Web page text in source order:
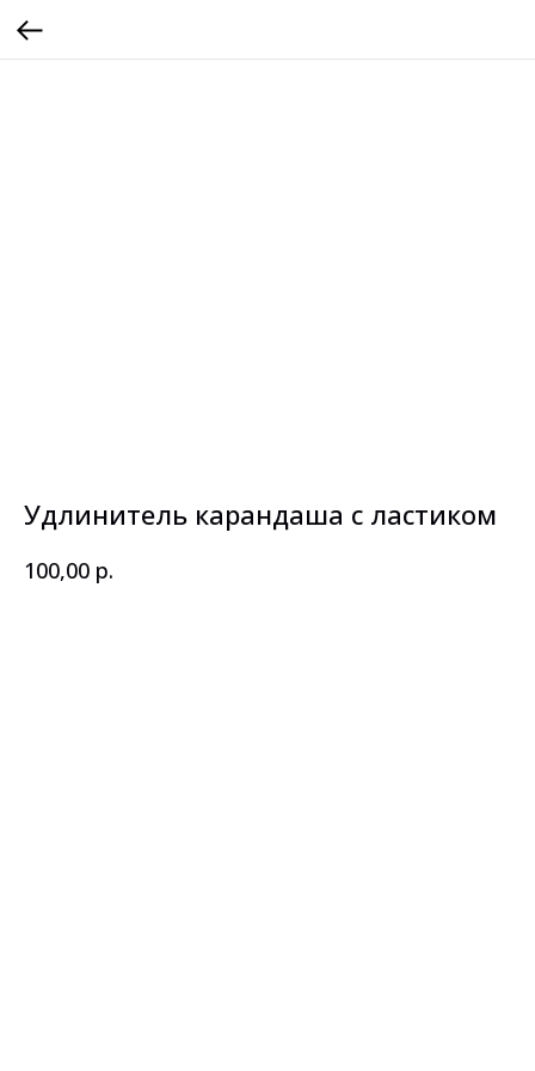
Удлинитель карандаша с ластиком
100,00 р.